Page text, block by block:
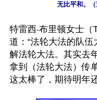
无比平和。（
特雷西‧布里顿女士
道：“法轮大法的队
解法轮大法。其实去
拿到（法轮大法）传
这太棒了，期待明年